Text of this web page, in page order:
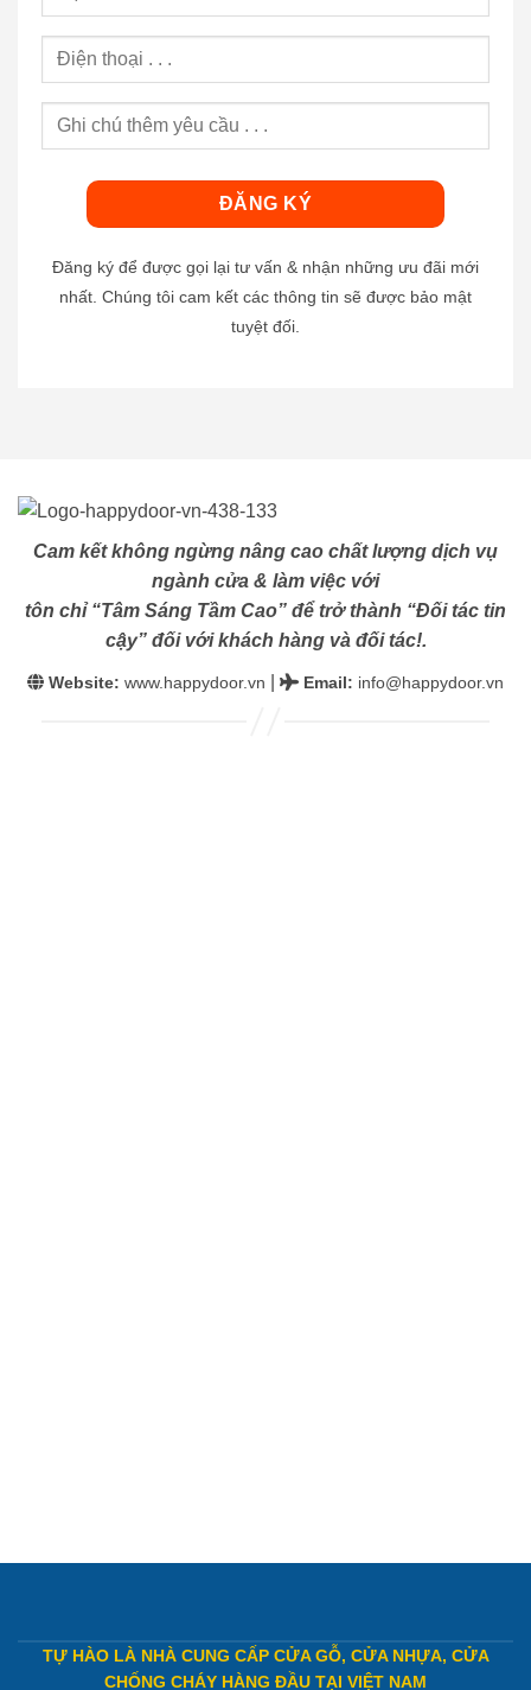
Đăng ký để được gọi lại tư vấn & nhận những ưu đãi mới
nhất. Chúng tôi cam kết các thông tin sẽ được bảo mật
tuyệt đối.
Cam kết không ngừng nâng cao chất lượng dịch vụ
ngành cửa & làm việc với
tôn chỉ “Tâm Sáng Tầm Cao” để trở thành “Đối tác tin
cậy” đối với khách hàng và đối tác!.
Website: www.happydoor.vn Email: info@happydoor.vn
TỰ HÀO LÀ NHÀ CUNG CẤP CỬA GỖ, CỬA NHỰA, CỬA
CHỐNG CHÁY HÀNG ĐẦU TẠI VIỆT NAM